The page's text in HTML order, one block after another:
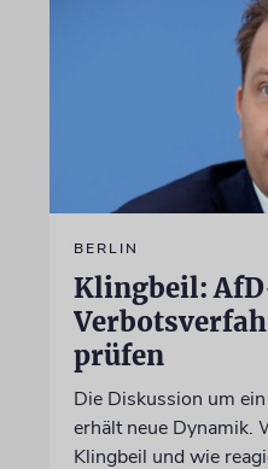
BERLIN
Klingbeil:
prüfen
Die Diskussion um
erhält neue Dynamik.
Klingbeil und wie